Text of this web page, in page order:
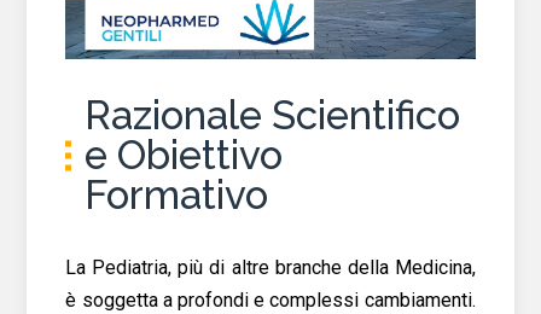
Razionale Scientifico
e Obiettivo
Formativo
La Pediatria, più di altre branche della Medicina,
è soggetta a profondi e complessi cambiamenti.